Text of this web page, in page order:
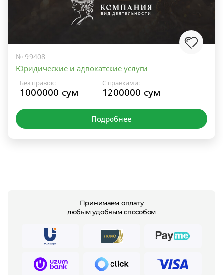
№ 99408
Юридические и адвокатские услуги
Без правок:
1000000 сум
С правками:
1200000 сум
Подробнее
Принимаем оплату
любым удобным способом